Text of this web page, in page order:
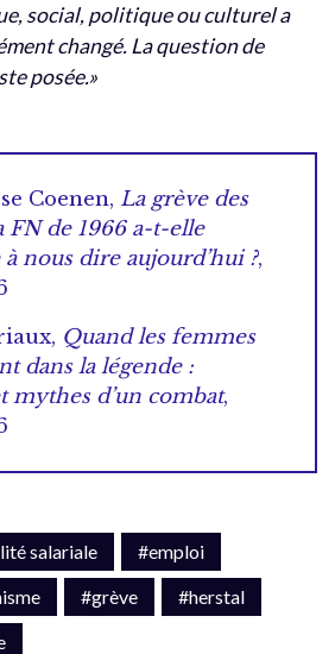
social, politique ou culturel a
changé. La question de
posée.»
Coenen, La grève des
FN de 1966 a-t-elle
nous dire aujourd’hui ?,
Quand les femmes
dans la légende :
mythes d’un combat,
salariale
#emploi
#grève
#herstal